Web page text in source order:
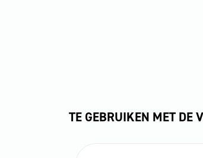
TE GEBRUIKEN MET DE